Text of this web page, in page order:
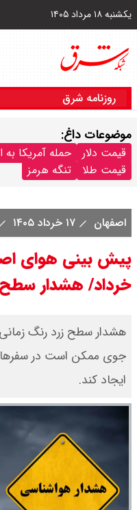
یکشنبه ۱۸ مرداد ۱۴۰۵
روزنامه شرق
موضوعات داغ:
قیمت دلار حمله آمریکا به
قیمت طلا
تنگه هرمز
اصفهان ۱۷ خرداد ۱۴۰۵
خرداد/ هشدار
هشدار سطح زرد رنگ
جوی ممکن است در سفرها و
ایجاد کند.